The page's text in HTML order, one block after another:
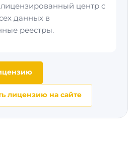
центр с
данных в
реестры.
лицензию на сайте